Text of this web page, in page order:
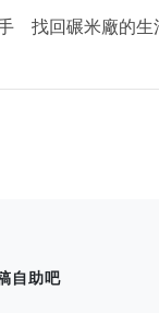
找回碾米廠的生
自助吧